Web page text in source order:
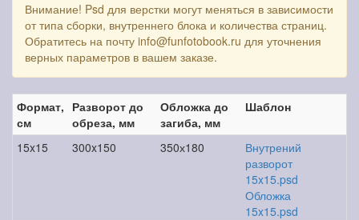
Внимание! Psd для верстки могут меняться в зависимости
от типа сборки, внутреннего блока и количества страниц.
Обратитесь на почту info@funfotobook.ru для уточнения
верных параметров в вашем заказе.
Формат,
см
Разворот до
обреза, мм
Обложка до
загиба, мм
Шаблон
15x15 300x150 350х180
Внутрений
разворот
15x15.psd
Обложка
15x15.psd